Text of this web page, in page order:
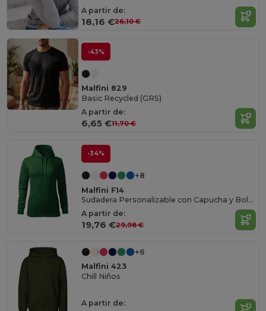
A partir de:
18,16 €26,10 €
-43%
Malfini 829
Basic Recycled (GRS)
A partir de:
6,65 €11,70 €
-34%
+8
Malfini F14
Sudadera Personalizable con Capucha y Bolsillo
A partir de:
19,76 €29,98 €
+6
Malfini 423
Chill Niños
A partir de: